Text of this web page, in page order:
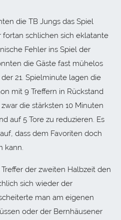
die TB Jungs das Spiel
fortan schlichen sich eklatante
Fehler ins Spiel der
die Gäste fast mühelos
21. Spielminute lagen die
mit 9 Treffern in Rückstand
die stärksten 10 Minuten
auf 5 Tore zu reduzieren. Es
dass dem Favoriten doch
kann.
der zweiten Halbzeit den
sich wieder der
man am eigenen
oder der Bernhäusener